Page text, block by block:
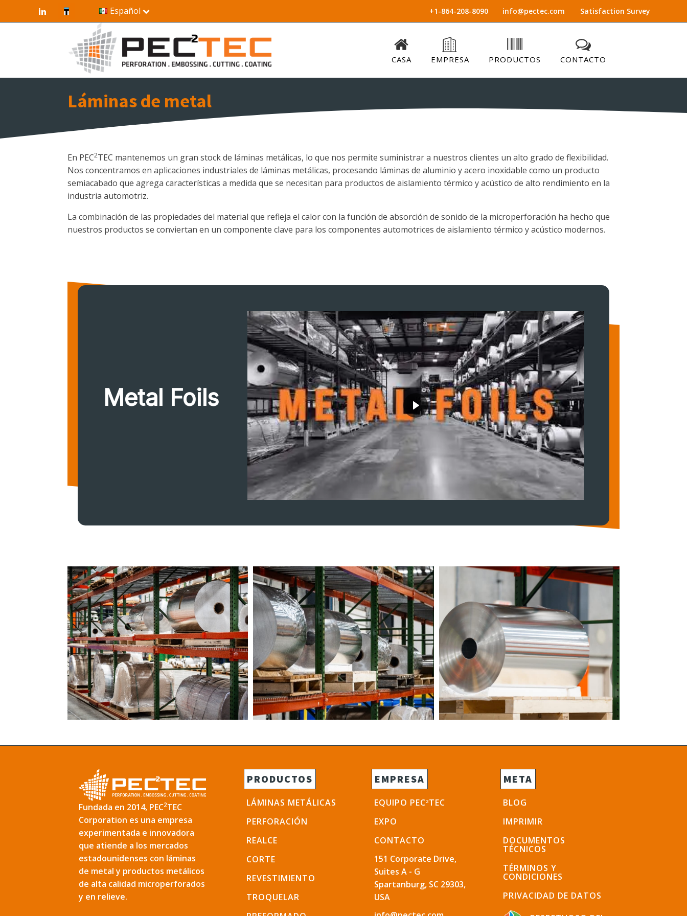
Español +1-864-208-8090 info@pectec.com Satisfaction Survey
CASA EMPRESA PRODUCTOS CONTACTO
Láminas de metal
En PEC2TEC mantenemos un gran stock de láminas metálicas, lo que nos permite suministrar a nuestros clientes un alto grado de flexibilidad.
Nos concentramos en aplicaciones industriales de láminas metálicas, procesando láminas de aluminio y acero inoxidable como un producto
semiacabado que agrega características a medida que se necesitan para productos de aislamiento térmico y acústico de alto rendimiento en la
industria automotriz.
La combinación de las propiedades del material que refleja el calor con la función de absorción de sonido de la microperforación ha hecho que
nuestros productos se conviertan en un componente clave para los componentes automotrices de aislamiento térmico y acústico modernos.
Metal Foils
Fundada en 2014, PEC2TEC
Corporation es una empresa
experimentada e innovadora
que atiende a los mercados
estadounidenses con láminas
de metal y productos metálicos
de alta calidad microperforados
y en relieve.
PRODUCTOS
LÁMINAS METÁLICAS
PERFORACIÓN
REALCE
CORTE
REVESTIMIENTO
TROQUELAR
EMPRESA
EQUIPO PEC2TEC
EXPO
CONTACTO
151 Corporate Drive,
Suites A - G
Spartanburg, SC 29303,
USA
META
BLOG
IMPRIMIR
DOCUMENTOS
TÉCNICOS
TÉRMINOS Y
CONDICIONES
PRIVACIDAD DE DATOS